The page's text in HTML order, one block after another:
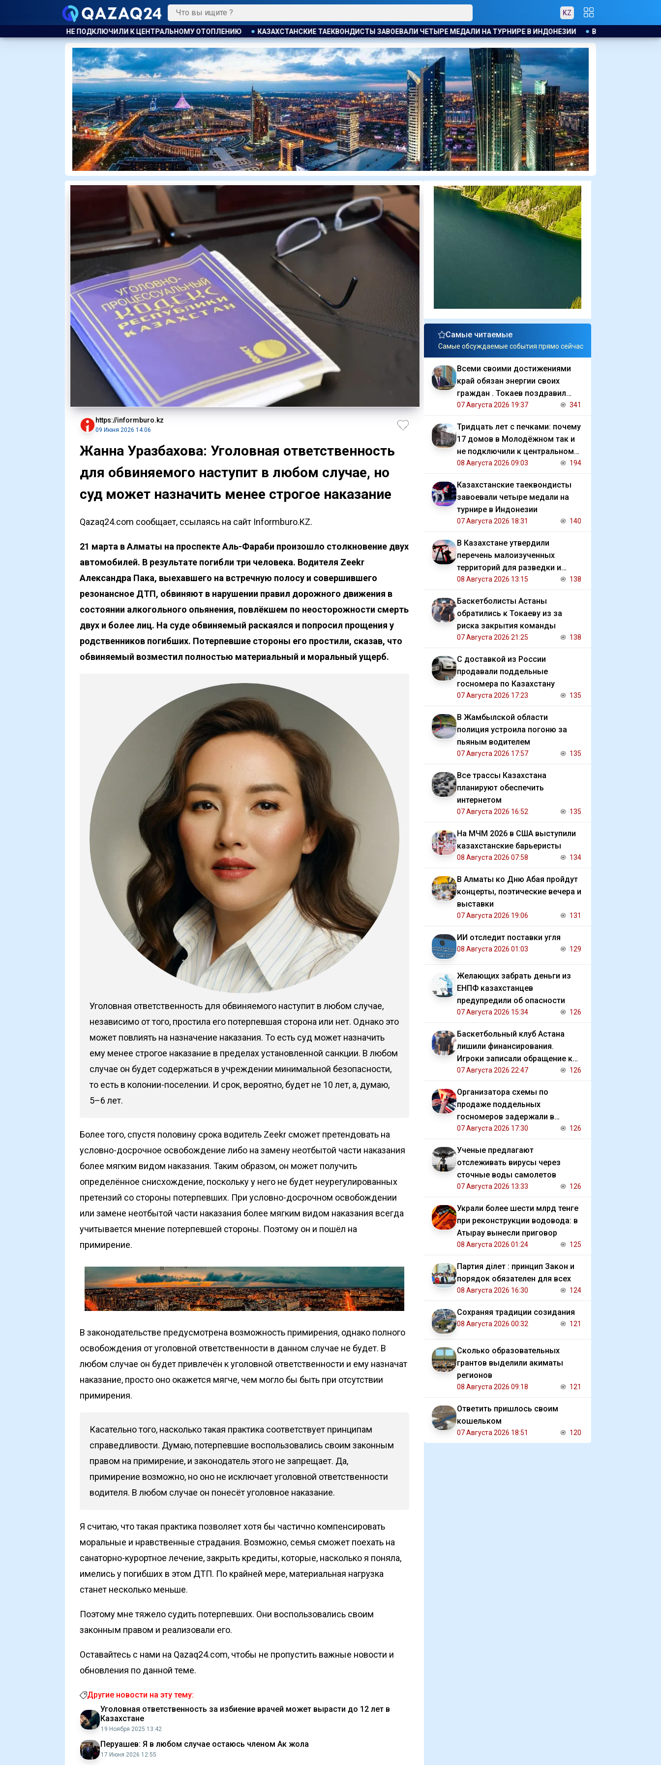
KZ
К ЦЕНТРАЛЬНОМУ ОТОПЛЕНИЮ КАЗАХСТАНСКИЕ ТАЕКВОНДИСТЫ ЗАВОЕВАЛИ ЧЕТЫРЕ МЕДАЛИ НА ТУРНИРЕ В ИНДОНЕЗИИ В КАЗАХСТАНЕ УТВЕРДИЛИ ПЕРЕЧЕНЬ
https://informburo.kz
09 Июня 2026 14:06
Жанна Уразбахова: Уголовная ответственность
для обвиняемого наступит в любом случае, но
суд может назначить менее строгое наказание
Qazaq24.com сообщает, ссылаясь на сайт Informburo.KZ.
21 марта в Алматы на проспекте Аль-Фараби произошло столкновение двух
автомобилей. В результате погибли три человека. Водителя Zeekr
Александра Пака, выехавшего на встречную полосу и совершившего
резонансное ДТП, обвиняют в нарушении правил дорожного движения в
состоянии алкогольного опьянения, повлёкшем по неосторожности смерть
двух и более лиц. На суде обвиняемый раскаялся и попросил прощения у
родственников погибших. Потерпевшие стороны его простили, сказав, что
обвиняемый возместил полностью материальный и моральный ущерб.
Уголовная ответственность для обвиняемого наступит в любом случае,
независимо от того, простила его потерпевшая сторона или нет. Однако это
может повлиять на назначение наказания. То есть суд может назначить
ему менее строгое наказание в пределах установленной санкции. В любом
случае он будет содержаться в учреждении минимальной безопасности,
то есть в колонии-поселении. И срок, вероятно, будет не 10 лет, а, думаю,
5–6 лет.
Более того, спустя половину срока водитель Zeekr сможет претендовать на
условно-досрочное освобождение либо на замену неотбытой части наказания
более мягким видом наказания. Таким образом, он может получить
определённое снисхождение, поскольку у него не будет неурегулированных
претензий со стороны потерпевших. При условно-досрочном освобождении
или замене неотбытой части наказания более мягким видом наказания всегда
учитывается мнение потерпевшей стороны. Поэтому он и пошёл на
примирение.
В законодательстве предусмотрена возможность примирения, однако полного
освобождения от уголовной ответственности в данном случае не будет. В
любом случае он будет привлечён к уголовной ответственности и ему назначат
наказание, просто оно окажется мягче, чем могло бы быть при отсутствии
примирения.
Касательно того, насколько такая практика соответствует принципам
справедливости. Думаю, потерпевшие воспользовались своим законным
правом на примирение, и законодатель этого не запрещает. Да,
примирение возможно, но оно не исключает уголовной ответственности
водителя. В любом случае он понесёт уголовное наказание.
Я считаю, что такая практика позволяет хотя бы частично компенсировать
моральные и нравственные страдания. Возможно, семья сможет поехать на
санаторно-курортное лечение, закрыть кредиты, которые, насколько я поняла,
имелись у погибших в этом ДТП. По крайней мере, материальная нагрузка
станет несколько меньше.
Поэтому мне тяжело судить потерпевших. Они воспользовались своим
законным правом и реализовали его.
Оставайтесь с нами на Qazaq24.com, чтобы не пропустить важные новости и
обновления по данной теме.
Другие новости на эту тему:
Уголовная ответственность за избиение врачей может вырасти до 12 лет в
Казахстане
19 Ноября 2025 13:42
Перуашев: Я в любом случае остаюсь членом Ак жола
17 Июня 2026 12:55
Самые читаемые
Самые обсуждаемые события прямо сейчас
Всеми своими достижениями
край обязан энергии своих
граждан . Токаев поздравил
жителей СКО с 90 летием
07 Августа 2026 19:37 341
Тридцать лет с печками: почему
17 домов в Молодёжном так и
не подключили к центральному
отоплению
08 Августа 2026 09:03 194
Казахстанские таеквондисты
завоевали четыре медали на
турнире в Индонезии
07 Августа 2026 18:31 140
В Казахстане утвердили
перечень малоизученных
территорий для разведки и
добычи углеводородов
08 Августа 2026 13:15 138
Баскетболисты Астаны
обратились к Токаеву из за
риска закрытия команды
07 Августа 2026 21:25 138
С доставкой из России
продавали поддельные
госномера по Казахстану
07 Августа 2026 17:23 135
В Жамбылской области
полиция устроила погоню за
пьяным водителем
07 Августа 2026 17:57 135
Все трассы Казахстана
планируют обеспечить
интернетом
07 Августа 2026 16:52 135
На МЧМ 2026 в США выступили
казахстанские барьеристы
08 Августа 2026 07:58 134
В Алматы ко Дню Абая пройдут
концерты, поэтические вечера и
выставки
07 Августа 2026 19:06 131
ИИ отследит поставки угля
08 Августа 2026 01:03 129
Желающих забрать деньги из
ЕНПФ казахстанцев
предупредили об опасности
07 Августа 2026 15:34 126
Баскетбольный клуб Астана
лишили финансирования.
Игроки записали обращение к
президенту
07 Августа 2026 22:47 126
Организатора схемы по
продаже поддельных
госномеров задержали в
Алматы
07 Августа 2026 17:30 126
Ученые предлагают
отслеживать вирусы через
сточные воды самолетов
07 Августа 2026 13:33 126
Украли более шести млрд тенге
при реконструкции водовода: в
Атырау вынесли приговор
08 Августа 2026 01:24 125
Партия Әділет : принцип Закон и
порядок обязателен для всех
08 Августа 2026 16:30 124
Сохраняя традиции созидания
08 Августа 2026 00:32 121
Сколько образовательных
грантов выделили акиматы
регионов
08 Августа 2026 09:18 121
Ответить пришлось своим
кошельком
07 Августа 2026 18:51 120